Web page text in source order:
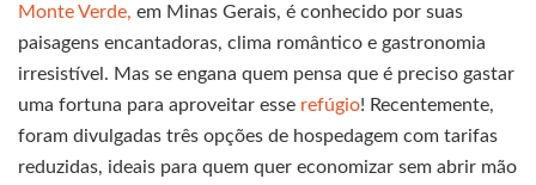
Monte Verde, em Minas Gerais, é conhecido por suas
paisagens encantadoras, clima romântico e gastronomia
irresistível. Mas se engana quem pensa que é preciso gastar
uma fortuna para aproveitar esse refúgio! Recentemente,
foram divulgadas três opções de hospedagem com tarifas
reduzidas, ideais para quem quer economizar sem abrir mão